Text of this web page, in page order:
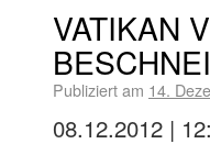
VATIKAN
Publiziert am 14.
08.12.2012 |